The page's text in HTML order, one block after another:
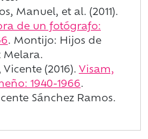
Manuel, et al. (2011).
de un fotógrafo:
. Montijo: Hijos de
Melara.
(2016). Visam,
1940-1966.
Sánchez Ramos.